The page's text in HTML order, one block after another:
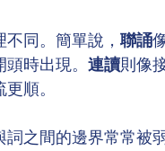
同。簡單說， 聯誦
時出現。 連讀則像
順。
之間的邊界常常被